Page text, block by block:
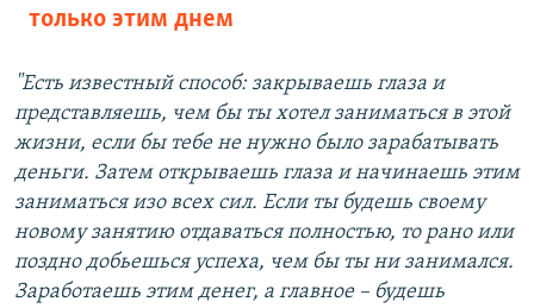
только этим днем
"Есть известный способ: закрываешь глаза и
представляешь, чем бы ты хотел заниматься в этой
жизни, если бы тебе не нужно было зарабатывать
деньги. Затем открываешь глаза и начинаешь этим
заниматься изо всех сил. Если ты будешь своему
новому занятию отдаваться полностью, то рано или
поздно добьешься успеха, чем бы ты ни занимался.
Заработаешь этим денег, а главное – будешь